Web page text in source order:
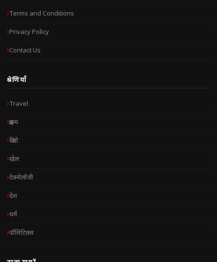
Terms and Conditions
Privacy Policy
Contact Us
श्रेणियाँ
Travel
क्राइम
क्रिप्टो
खेल
टेक्नोलॉजी
देश
धर्म
पॉलिटिक्स